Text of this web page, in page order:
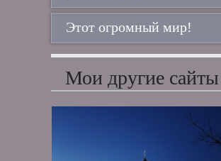
Этот огромный мир!
Мои другие сайты